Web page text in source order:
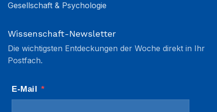
Gesellschaft & Psychologie
Wissenschaft-Newsletter
Die wichtigsten Entdeckungen der Woche direkt in Ihr
Postfach.